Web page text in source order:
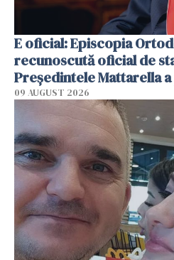
E oficial: Episcopia
recunoscută oficial de
Președintele Mattarella
09 AUGUST 2026